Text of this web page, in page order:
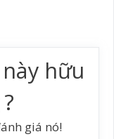
hữu
giá nó!